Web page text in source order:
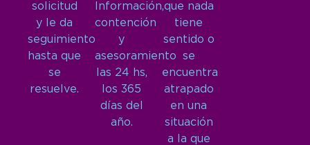
solicitud
y le da
seguimiento
hasta que
se
resuelve.
Información,
contención
y
asesoramiento
las 24 hs,
los 365
días del
año.
que nada
tiene
sentido o
se
encuentra
atrapado
en una
situación
a la que